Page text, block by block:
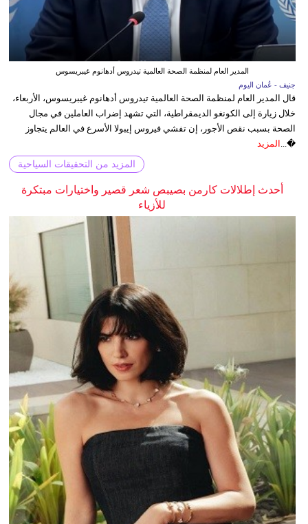
المدير العام لمنظمة الصحة العالمية تيدروس أدهانوم غيبريسوس
جنيف - عُمان اليوم
قال المدير العام لمنظمة الصحة العالمية تيدروس أدهانوم غيبريسوس، الأربعاء،
خلال زيارة إلى الكونغو الديمقراطية، التي تشهد إضراب العاملين في مجال
الصحة بسبب نقص الأجور، إن تفشي فيروس إيبولا الأسرع في العالم يتجاوز
�...
المزيد
المزيد من التحقيقات السياحية
أحدث إطلالات كارمن بصيبص شعر قصير واختيارات مبتكرة
للأزياء